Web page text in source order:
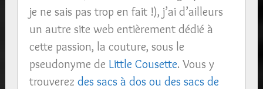
je ne sais pas trop en fait !), j’ai d’ailleurs
un autre site web entièrement dédié à
cette passion, la couture, sous le
pseudonyme de Little Cousette. Vous y
trouverez des sacs à dos ou des sacs de